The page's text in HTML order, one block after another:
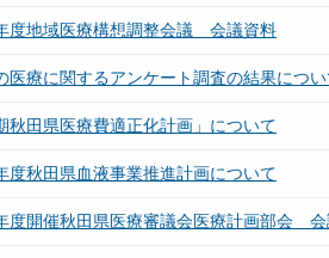
度地域医療構想調整会議 会議資料
医療に関するアンケート調査の結果につい
秋田県医療費適正化計画」について
度秋田県血液事業推進計画について
度開催秋田県医療審議会医療計画部会